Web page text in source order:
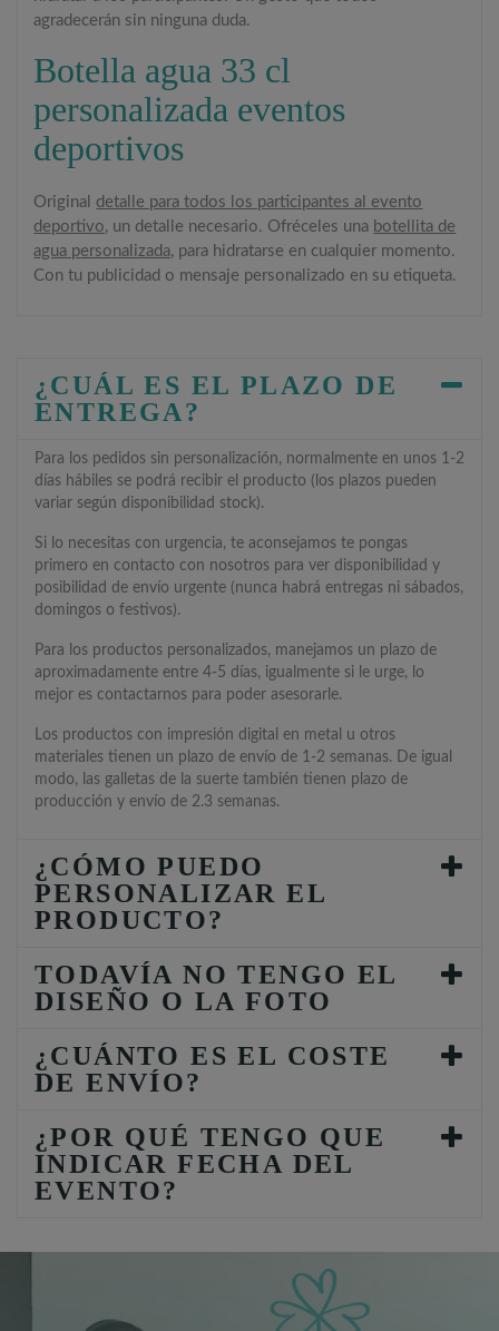
agradecerán sin ninguna duda.
Botella agua 33 cl
personalizada eventos
deportivos
Original detalle para todos los participantes al evento
deportivo, un detalle necesario. Ofréceles una botellita de
agua personalizada, para hidratarse en cualquier momento.
Con tu publicidad o mensaje personalizado en su etiqueta.
¿CUÁL ES EL PLAZO DE
ENTREGA?
Para los pedidos sin personalización, normalmente en unos 1-2
días hábiles se podrá recibir el producto (los plazos pueden
variar según disponibilidad stock).
Si lo necesitas con urgencia, te aconsejamos te pongas
primero en contacto con nosotros para ver disponibilidad y
posibilidad de envío urgente (nunca habrá entregas ni sábados,
domingos o festivos).
Para los productos personalizados, manejamos un plazo de
aproximadamente entre 4-5 días, igualmente si le urge, lo
mejor es contactarnos para poder asesorarle.
Los productos con impresión digital en metal u otros
materiales tienen un plazo de envío de 1-2 semanas. De igual
modo, las galletas de la suerte también tienen plazo de
producción y envío de 2.3 semanas.
¿CÓMO PUEDO
PERSONALIZAR EL
PRODUCTO?
TODAVÍA NO TENGO EL
DISEÑO O LA FOTO
¿CUÁNTO ES EL COSTE
DE ENVÍO?
¿POR QUÉ TENGO QUE
INDICAR FECHA DEL
EVENTO?